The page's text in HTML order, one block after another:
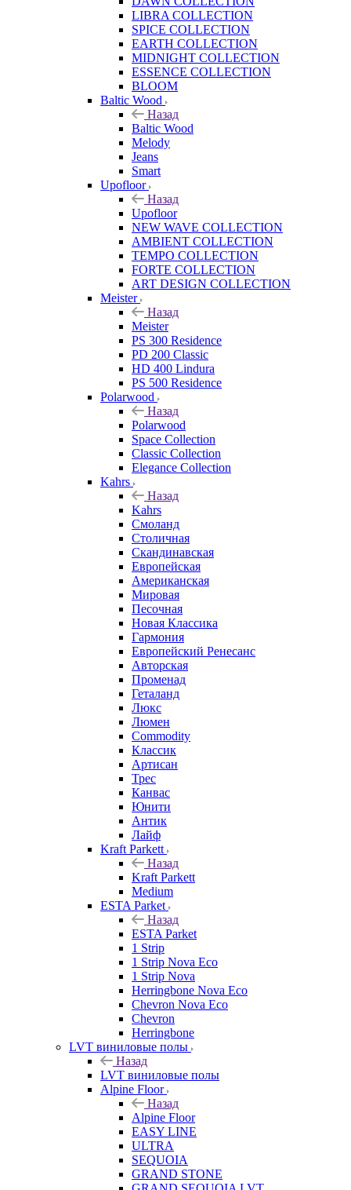
LIBRA COLLECTION
SPICE COLLECTION
EARTH COLLECTION
MIDNIGHT COLLECTION
ESSENCE COLLECTION
BLOOM
Baltic Wood
Назад
Baltic Wood
Melody
Jeans
Smart
Upofloor
Назад
Upofloor
NEW WAVE COLLECTION
AMBIENT COLLECTION
TEMPO COLLECTION
FORTE COLLECTION
ART DESIGN COLLECTION
Meister
Назад
Meister
PS 300 Residence
PD 200 Classic
HD 400 Lindura
PS 500 Residence
Polarwood
Назад
Polarwood
Space Collection
Classic Collection
Elegance Collection
Kahrs
Назад
Kahrs
Смоланд
Столичная
Скандинавская
Европейская
Американская
Мировая
Песочная
Новая Классика
Гармония
Европейский Ренесанс
Авторская
Променад
Геталанд
Люкс
Люмен
Commodity
Классик
Артисан
Трес
Канвас
Юнити
Антик
Лайф
Kraft Parkett
Назад
Kraft Parkett
Medium
ESTA Parket
Назад
ESTA Parket
1 Strip
1 Strip Nova Eco
1 Strip Nova
Herringbone Nova Eco
Chevron Nova Eco
Chevron
Herringbone
LVT виниловые полы
Назад
LVT виниловые полы
Alpine Floor
Назад
Alpine Floor
EASY LINE
ULTRA
SEQUOIA
GRAND STONE